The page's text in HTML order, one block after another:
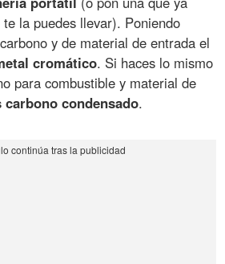
la puedes llevar). Poniendo
y de material de entrada el
cromático. Si haces lo mismo
para combustible y material de
carbono condensado.